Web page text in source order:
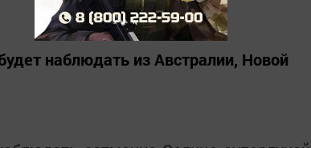
наблюдать из Австралии, Новой